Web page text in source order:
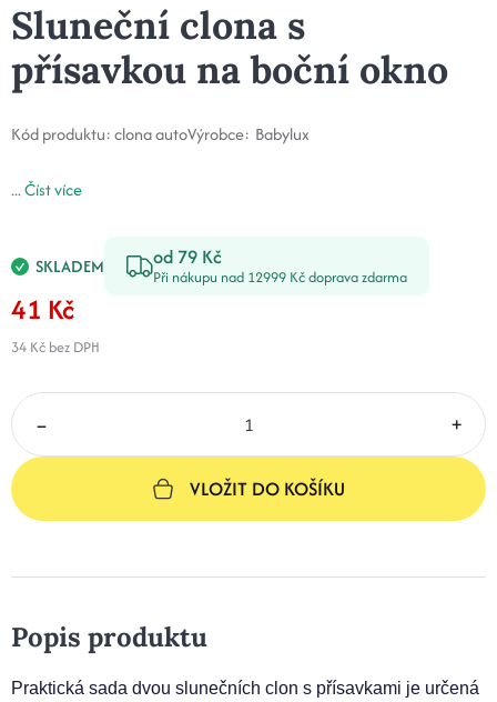
Sluneční clona s
přísavkou na boční okno
Kód produktu:clona autoVýrobce: Babylux
...Číst více
SKLADEM od 79 Kč
Při nákupu nad 12999 Kč doprava zdarma
41 Kč
34 Kč bez DPH
– +
VLOŽIT DO KOŠÍKU
Popis produktu
Praktická sada dvou slunečních clon s přísavkami je určená